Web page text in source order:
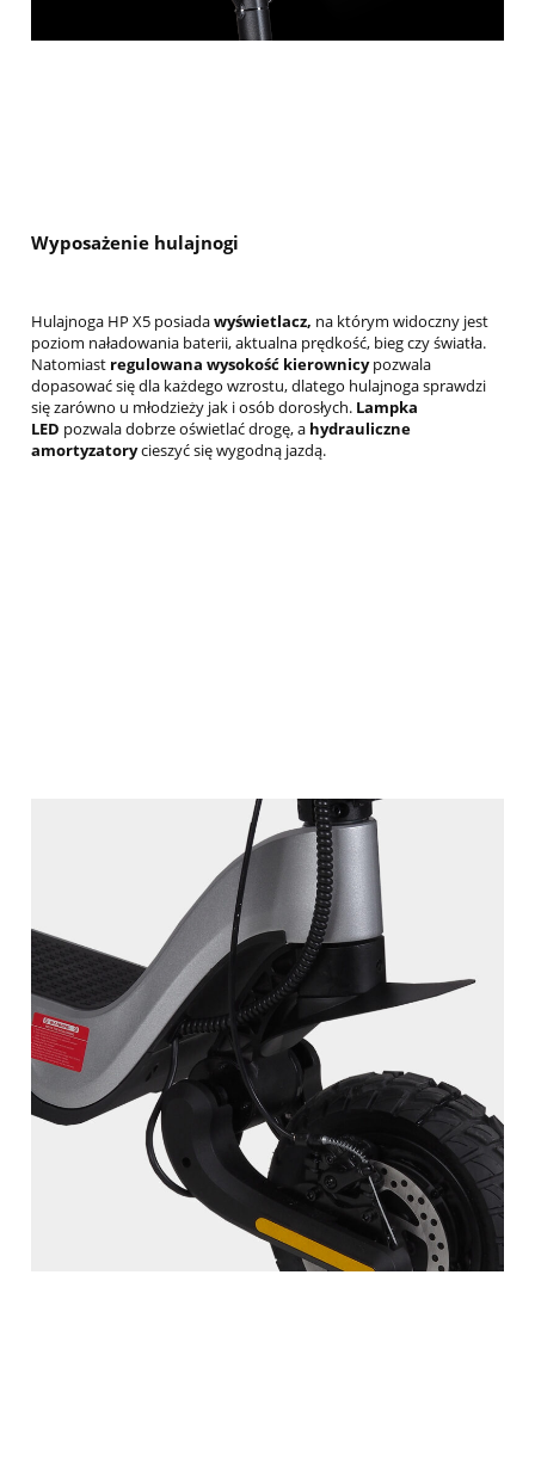
Wyposażenie hulajnogi
Hulajnoga HP X5 posiadawyświetlacz, na którym widoczny jest
poziom naładowania baterii, aktualna prędkość, bieg czy światła.
Natomiast regulowana wysokość kierownicypozwala
dopasować się dla każdego wzrostu, dlatego hulajnoga sprawdzi
się zarówno u młodzieży jak i osób dorosłych. Lampka
LED pozwala dobrze oświetlać drogę, a hydrauliczne
amortyzatorycieszyć się wygodną jazdą.